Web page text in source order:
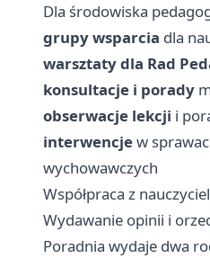
Dla środowiska
grupy wsparcia dla
warsztaty dla Rad
konsultacje i porady
obserwacje lekcji i
interwencjew
wychowawczych
Współpraca z
Wydawanie opinii i
Poradnia wydaje dwa